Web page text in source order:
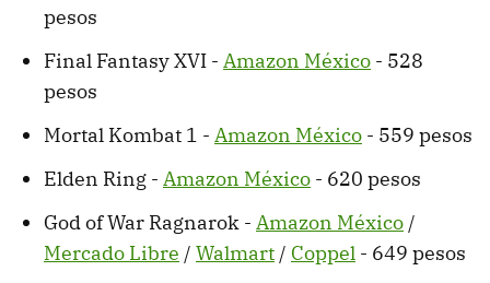
pesos
Final Fantasy XVI - Amazon México - 528
pesos
Mortal Kombat 1 - Amazon México - 559 pesos
Elden Ring - Amazon México - 620 pesos
God of War Ragnarok - Amazon México /
Mercado Libre / Walmart / Coppel - 649 pesos